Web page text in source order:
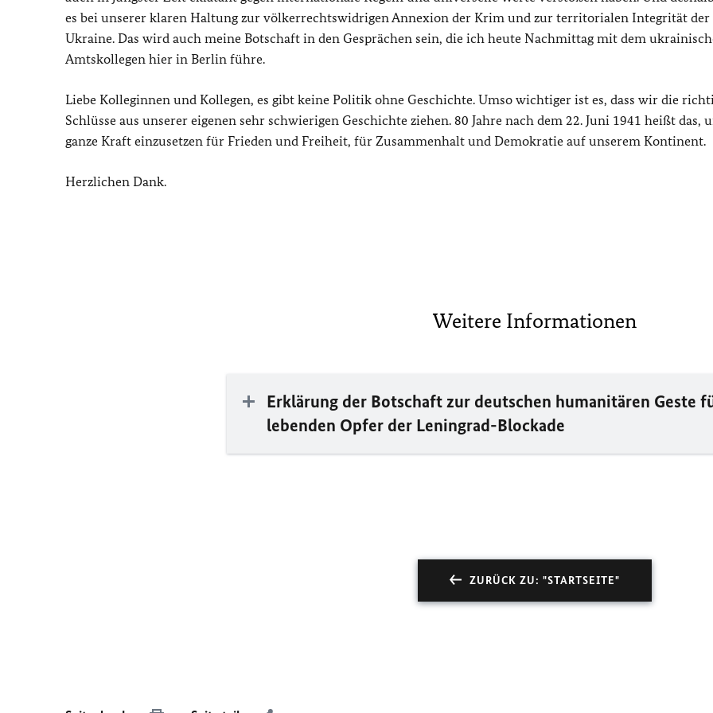
es bei unserer klaren Haltung zur völkerrechtswidrigen Annexion der Krim und zur territorialen Integrität der
Ukraine. Das wird auch meine Botschaft in den Gesprächen sein, die ich heute Nachmittag mit dem
Amtskollegen hier in Berlin führe.
Liebe Kolleginnen und Kollegen, es gibt keine Politik ohne Geschichte. Umso wichtiger ist es, dass wir die
Schlüsse aus unserer eigenen sehr schwierigen Geschichte ziehen. 80 Jahre nach dem 22. Juni 1941 heißt das,
ganze Kraft einzusetzen für Frieden und Freiheit, für Zusammenhalt und Demokratie auf unserem Kontinent.
Herzlichen Dank.
Weitere Informationen
Erklärung der Botschaft zur deutschen humanitären Geste
lebenden Opfer der Leningrad-Blockade
ZURÜCK ZU: "STARTSEITE"